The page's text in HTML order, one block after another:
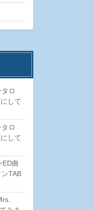
ロ
して
ロ
して
曲
TAB